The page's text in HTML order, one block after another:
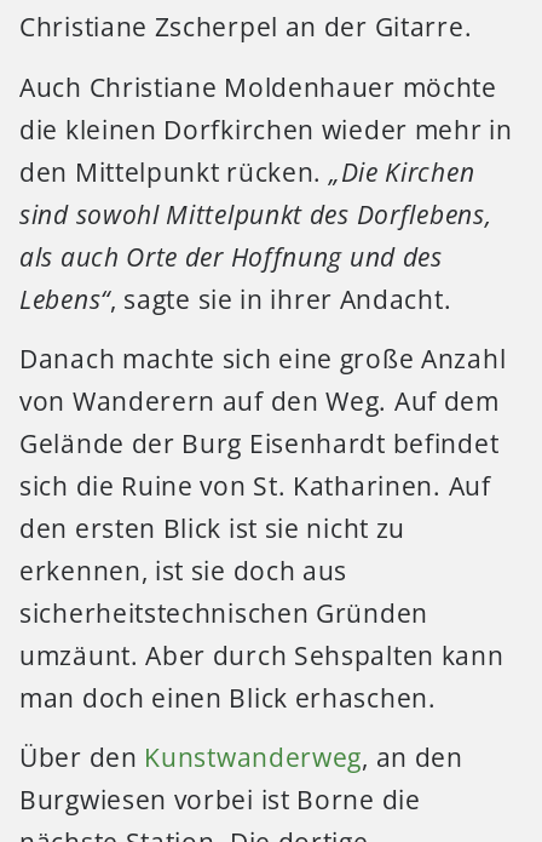
Christiane Zscherpel an der Gitarre.
Auch Christiane Moldenhauer möchte
die kleinen Dorfkirchen wieder mehr in
den Mittelpunkt rücken. „Die Kirchen
sind sowohl Mittelpunkt des Dorflebens,
als auch Orte der Hoffnung und des
Lebens“, sagte sie in ihrer Andacht.
Danach machte sich eine große Anzahl
von Wanderern auf den Weg. Auf dem
Gelände der Burg Eisenhardt befindet
sich die Ruine von St. Katharinen. Auf
den ersten Blick ist sie nicht zu
erkennen, ist sie doch aus
sicherheitstechnischen Gründen
umzäunt. Aber durch Sehspalten kann
man doch einen Blick erhaschen.
Über den Kunstwanderweg, an den
Burgwiesen vorbei ist Borne die